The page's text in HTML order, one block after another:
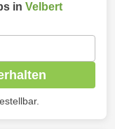
in Velbert